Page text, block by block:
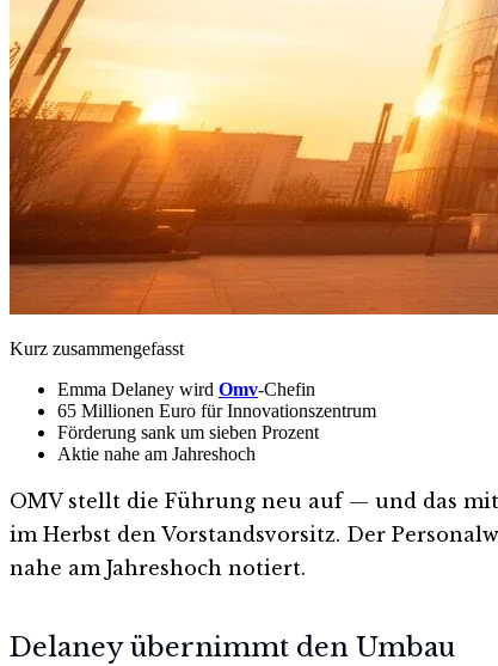
Kurz zusammengefasst
Emma Delaney wird Omv-Chefin
65 Millionen Euro für Innovationszentrum
Förderung sank um sieben Prozent
Aktie nahe am Jahreshoch
OMV stellt die Führung neu auf — und das
im Herbst den Vorstandsvorsitz. Der
nahe am Jahreshoch notiert.
Delaney übernimmt den Umbau